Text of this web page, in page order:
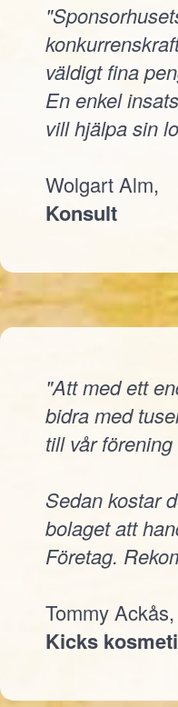
väldigt fina
En enkel
vill hjälpa sin
Wolgart Alm,
Konsult
"Att med ett
bidra med
till vår
Sedan kostar
bolaget att
Företag.
Tommy Ackås,
Kicks